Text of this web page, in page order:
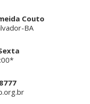
Couto
BA